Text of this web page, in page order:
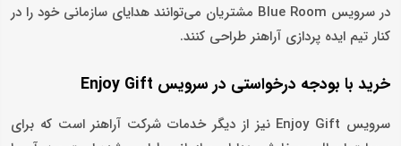
در سرویس Blue Room مشتریان می‌توانند هدایای سازمانی خود را در
کنار تیم ایده پردازی آراهنر طراحی کنند.
خرید با بودجه درخواستی در سرویس Enjoy Gift
سرویس Enjoy Gift نیز از دیگر خدمات شرکت آراهنر است که برای